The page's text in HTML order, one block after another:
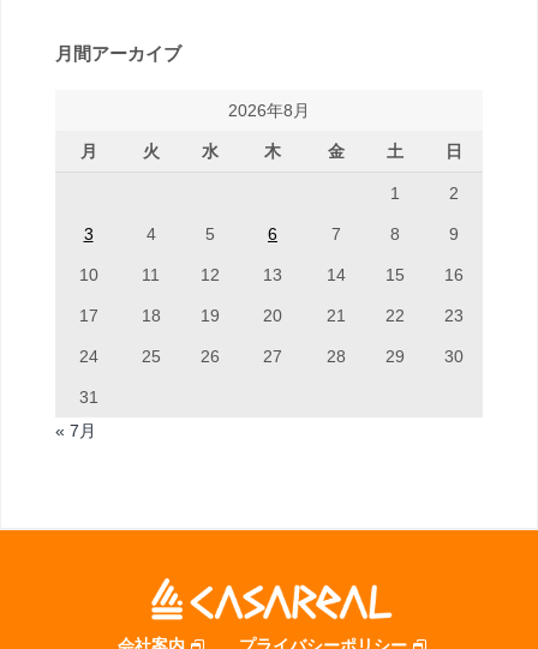
月間アーカイブ
2026年8月
月 火 水 木 金 土 日
1 2
3 4 5 6 7 8 9
10 11 12 13 14 15 16
17 18 19 20 21 22 23
24 25 26 27 28 29 30
31
« 7月
会社案内 プライバシーポリシー